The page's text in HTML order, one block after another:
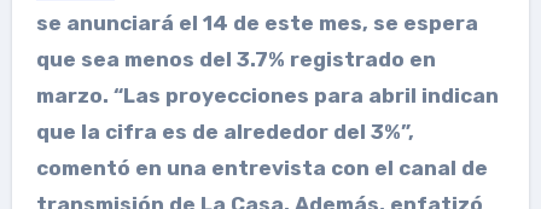
se anunciará el 14 de este mes, se espera
que sea menos del 3.7% registrado en
marzo. “Las proyecciones para abril indican
que la cifra es de alrededor del 3%”,
comentó en una entrevista con el canal de
transmisión de La Casa. Además, enfatizó